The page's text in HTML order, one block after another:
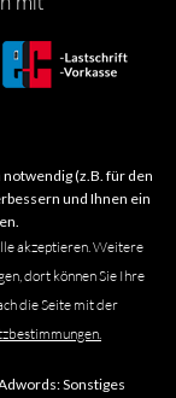
06.2026
als solche kenntlich
nicht, dass es
(z.B. für den
und Ihnen ein
akzeptieren. Weitere
dort können Sie Ihre
die Seite mit der
Sonstiges